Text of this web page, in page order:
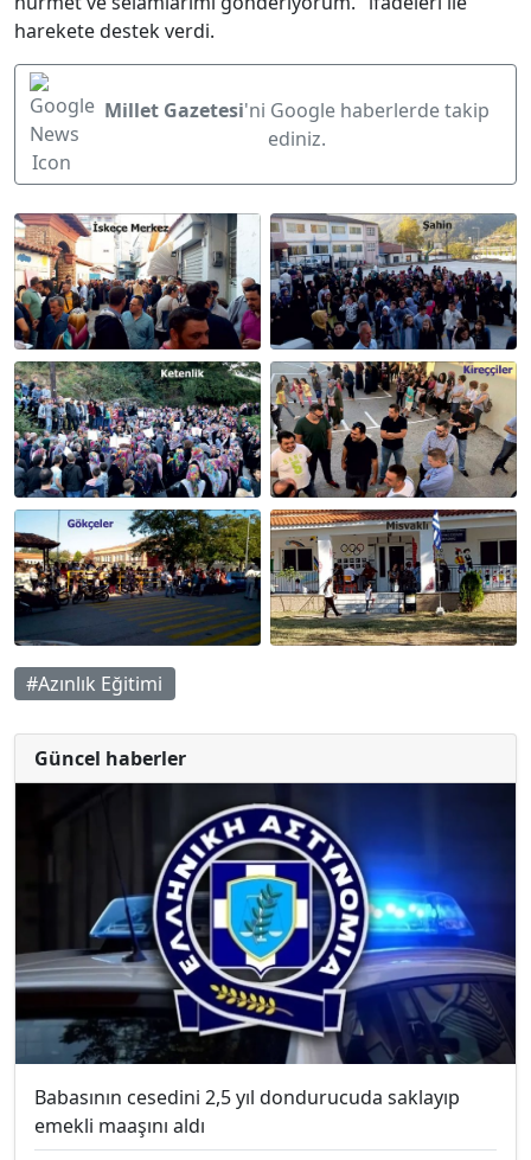
harekete destek verdi.
Millet Gazetesi'ni Google haberlerde takip
ediniz.
#Azınlık Eğitimi
Güncel haberler
Babasının cesedini 2,5 yıl dondurucuda saklayıp
emekli maaşını aldı